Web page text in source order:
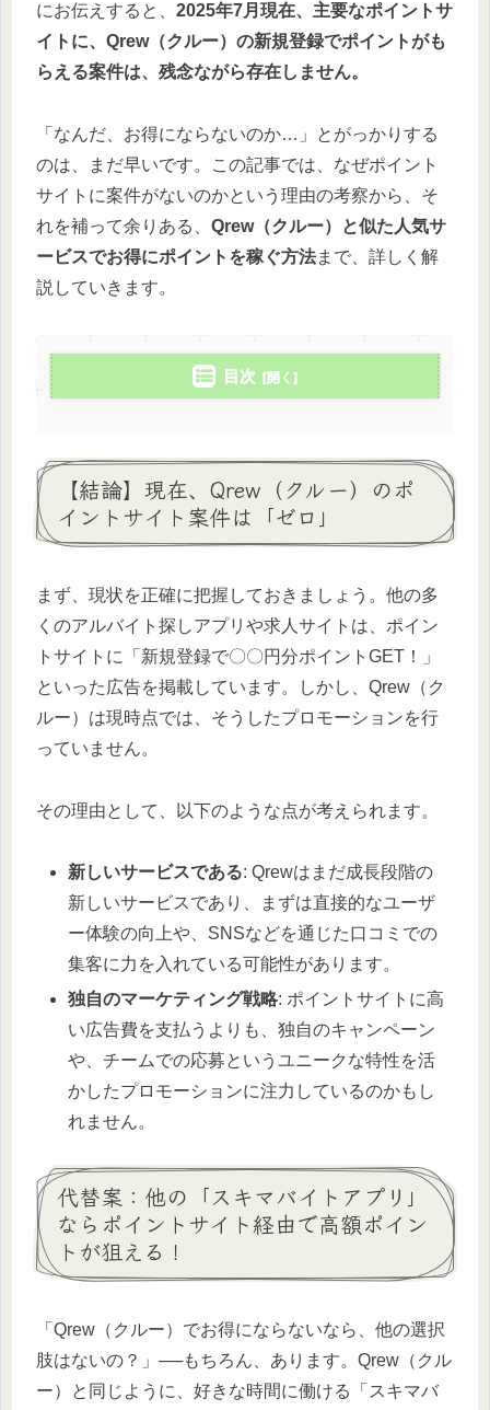
にお伝えすると、 2025年7月現在、主要なポイントサ
イトに、Qrew（クルー）の新規登録でポイントがも
らえる案件は、残念ながら存在しません。
「なんだ、お得にならないのか…」とがっかりする
のは、まだ早いです。この記事では、なぜポイント
サイトに案件がないのかという理由の考察から、そ
れを補って余りある、 Qrew（クルー）と似た人気サ
ービスでお得にポイントを稼ぐ方法まで、詳しく解
説していきます。
目次
【結論】現在、Qrew（クルー）のポ
イントサイト案件は「ゼロ」
まず、現状を正確に把握しておきましょう。他の多
くのアルバイト探しアプリや求人サイトは、ポイン
トサイトに「新規登録で〇〇円分ポイントGET！」
といった広告を掲載しています。しかし、Qrew（ク
ルー）は現時点では、そうしたプロモーションを行
っていません。
その理由として、以下のような点が考えられます。
新しいサービスである: Qrewはまだ成長段階の
新しいサービスであり、まずは直接的なユーザ
ー体験の向上や、SNSなどを通じた口コミでの
集客に力を入れている可能性があります。
独自のマーケティング戦略: ポイントサイトに高
い広告費を支払うよりも、独自のキャンペーン
や、チームでの応募というユニークな特性を活
かしたプロモーションに注力しているのかもし
れません。
代替案：他の「スキマバイトアプリ」
ならポイントサイト経由で高額ポイン
トが狙える！
「Qrew（クルー）でお得にならないなら、他の選択
肢はないの？」──もちろん、あります。Qrew（クル
ー）と同じように、好きな時間に働ける「スキマバ